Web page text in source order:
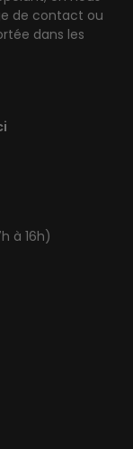
de contact ou
dans les
à 16h)